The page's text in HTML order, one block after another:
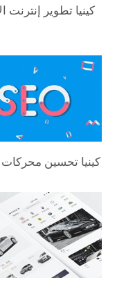
كينيا‎ تطوير إنترنت الأشياء
كينيا‎ تحسين محركات البحث